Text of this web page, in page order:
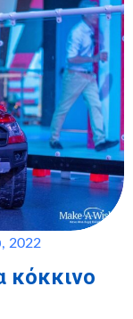
2022
κόκκινο